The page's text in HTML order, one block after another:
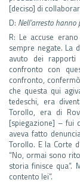
[deciso] di
D: Nell’arresto
R: Le accuse
sempre negate. La
avuto dei
confronto con
confronto,
che questa qui
tedeschi, era
Torollo, era di
[spiegazione] – fui
aveva fatto
Torollo. E la Corte
“No, ormai sono
storia finisce qua”.
contento lei”.